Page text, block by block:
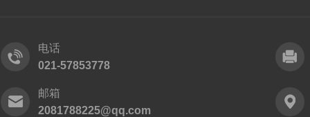
电话
021-57853778
邮箱
2081788225@qq.com